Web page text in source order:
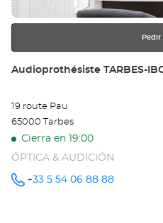
información
Pedir
Tienda:
Audioprothésiste TARBES-
19 route Pau
65000 Tarbes
Cierra en 19:00
ÓPTICA & AUDICIÓN
número
+33 5 54 06 88 88